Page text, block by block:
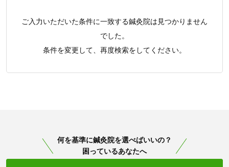
ご入力いただいた条件に一致する鍼灸院は見つかりません
でした。
条件を変更して、再度検索をしてください。
何を基準に鍼灸院を選べばいいの？
困っているあなたへ